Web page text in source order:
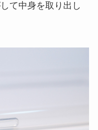
て中身を取り出し